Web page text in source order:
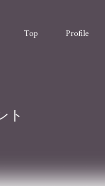
Top Profile
ト